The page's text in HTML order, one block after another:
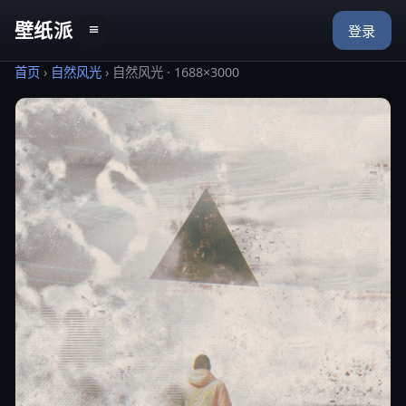
壁纸派 ≡ 登录
首页 › 自然风光 › 自然风光 · 1688×3000